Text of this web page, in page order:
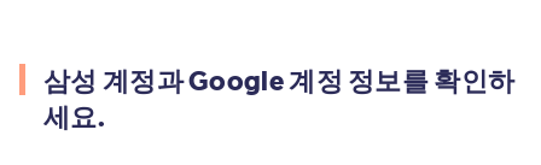
삼성 계정과 Google 계정 정보를 확인하
세요.